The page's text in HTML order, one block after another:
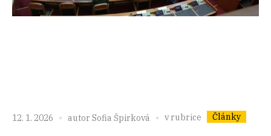
12. 1. 2026 autor Sofia Špirková v rubrice Články